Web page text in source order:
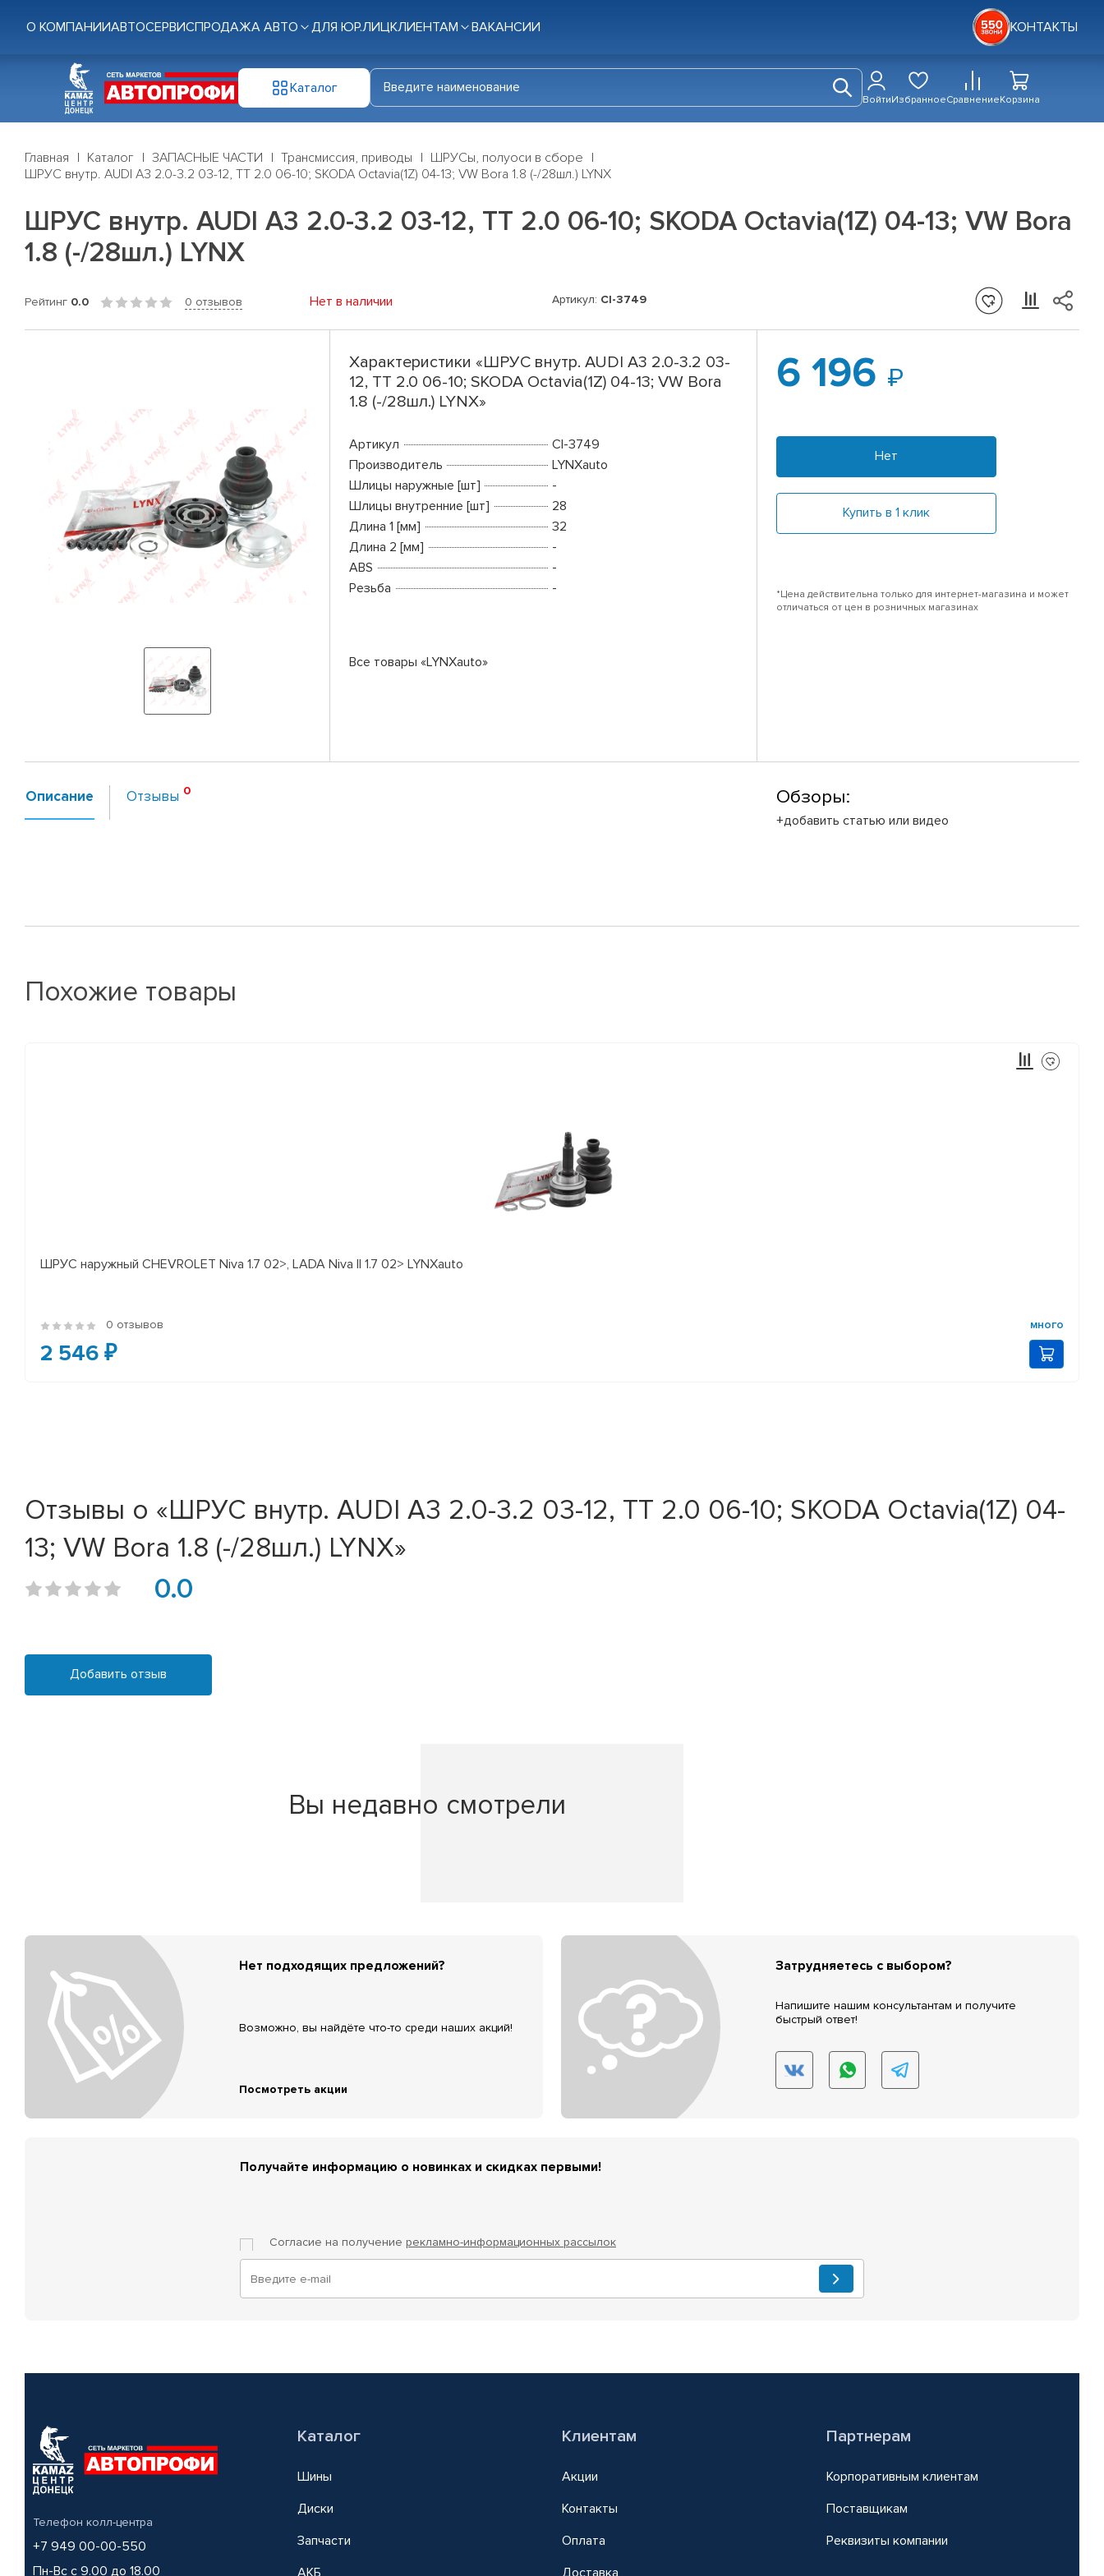
О КОМПАНИИАВТОСЕРВИСПРОДАЖА АВТО ДЛЯ ЮР.ЛИЦКЛИЕНТАМ ВАКАНСИИ КОНТАКТЫ
Каталог
ВойтиИзбранноеСравнениеКорзина
Главная Каталог ЗАПАСНЫЕ ЧАСТИ Трансмиссия, приводы
ШРУСы, полуоси в сборе
ШРУС внутр. AUDI A3 2.0-3.2 03-12, TT 2.0 06-10; SKODA Octavia(1Z) 04-13; VW Bora 1.8 (-/28шл.) LYNX
ШРУС внутр. AUDI A3 2.0-3.2 03-12, TT 2.0 06-10; SKODA Octavia(1Z) 04-13; VW Bora
1.8 (-/28шл.) LYNX
Рейтинг 0.0 0 отзывов Нет в наличии Артикул: CI-3749
Характеристики «ШРУС внутр. AUDI A3 2.0-3.2 03-
12, TT 2.0 06-10; SKODA Octavia(1Z) 04-13; VW Bora
1.8 (-/28шл.) LYNX»
Артикул
CI-3749
Производитель
LYNXauto
Шлицы наружные [шт]
-
Шлицы внутренние [шт]
28
Длина 1 [мм]
32
Длина 2 [мм]
-
ABS
-
Резьба
-
Все товары «LYNXauto»
6 196
Нет
Купить в 1 клик
*Цена действительна только для интернет-магазина и может
отличаться от цен в розничных магазинах
Описание Отзывы Обзоры:
+добавить статью или видео
Похожие товары
ШРУС наружный CHEVROLET Niva 1.7 02>, LADA Niva II 1.7 02> LYNXauto
0 отзывов много
2 546 ₽
Отзывы о «ШРУС внутр. AUDI A3 2.0-3.2 03-12, TT 2.0 06-10; SKODA Octavia(1Z) 04-
13; VW Bora 1.8 (-/28шл.) LYNX»
0.0
Добавить отзыв
Вы недавно смотрели
Нет подходящих предложений?
Возможно, вы найдёте что-то среди наших акций!
Посмотреть акции
Затрудняетесь с выбором?
Напишите нашим консультантам и получите
быстрый ответ!
Получайте информацию о новинках и скидках первыми!
Согласие на получение рекламно-информационных рассылок
Телефон колл-центра
+7 949 00-00-550
Пн-Вс с 9.00 до 18.00
Каталог
Шины
Диски
Запчасти
АКБ
Клиентам
Акции
Контакты
Оплата
Доставка
Партнерам
Корпоративным клиентам
Поставщикам
Реквизиты компании